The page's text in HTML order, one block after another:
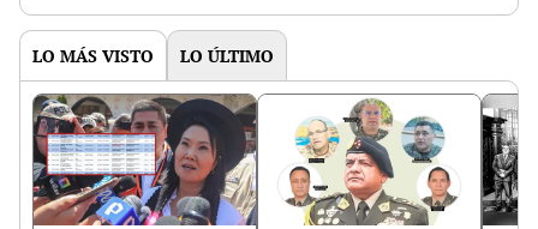
LO MÁS VISTO LO ÚLTIMO